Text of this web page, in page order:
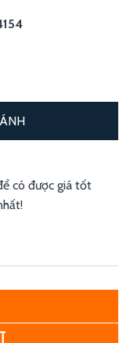
có được giá tốt